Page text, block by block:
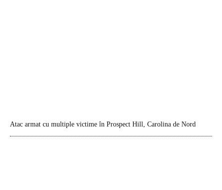
Atac armat cu multiple victime în Prospect Hill, Carolina de Nord